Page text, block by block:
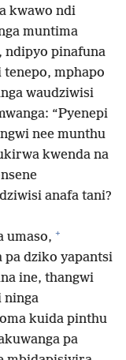
kwawo ndi
muntima
ndipyo pinafuna
tenepo, mphapo
waudziwisi
“Pyenepi
nee munthu
kwenda na
anafa tani?
umaso, +
pa dziko yapantsi
ine, thangwi
ninga
kuida pinthu
pa